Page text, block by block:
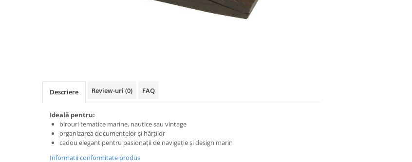
Descriere Review-uri (0) FAQ
Ideală pentru:
birouri tematice marine, nautice sau vintage
organizarea documentelor și hărților
cadou elegant pentru pasionații de navigație și design marin
Informatii conformitate produs